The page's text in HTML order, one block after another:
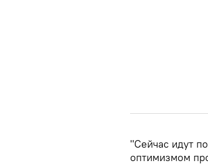
"Сейчас идут
оптимизмом